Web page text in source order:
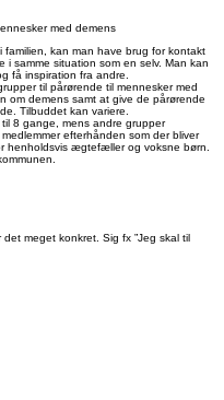
med demens
familien, kan man have brug for kontakt
i samme situation som en selv. Man kan
få inspiration fra andre.
til pårørende til mennesker med
om demens samt at give de pårørende
Tilbuddet kan variere.
8 gange, mens andre grupper
efterhånden som der bliver
henholdsvis ægtefæller og voksne børn.
meget konkret. Sig fx ”Jeg skal til